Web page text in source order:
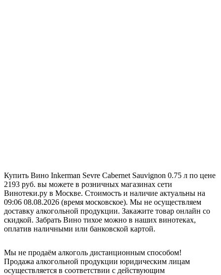
Купить Вино Inkerman Sevre Cabernet Sauvignon 0.75 л по цене
2193 руб. вы можете в розничных магазинах сети
Винотеки.ру в Москве. Стоимость и наличие актуальны на
09:06 08.08.2026 (время московское). Мы не осуществляем
доставку алкогольной продукции. Закажите товар онлайн со
скидкой. Забрать Вино тихое можно в наших винотеках,
оплатив наличными или банковской картой.
Мы не продаём алкоголь дистанционным способом!
Продажа алкогольной продукции юридическим лицам
осуществляется в соответствии с действующим